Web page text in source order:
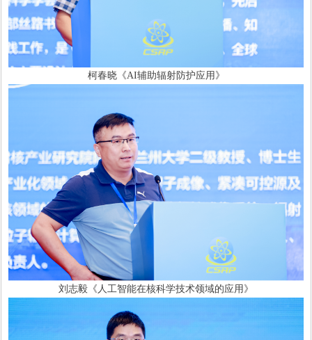
柯春晓《AI辅助辐射防护应用》
刘志毅《人工智能在核科学技术领域的应用》